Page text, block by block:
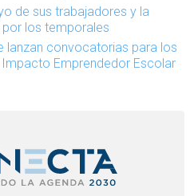
de sus trabajadores y la
los temporales
lanzan convocatorias para los
Emprendedor Escolar